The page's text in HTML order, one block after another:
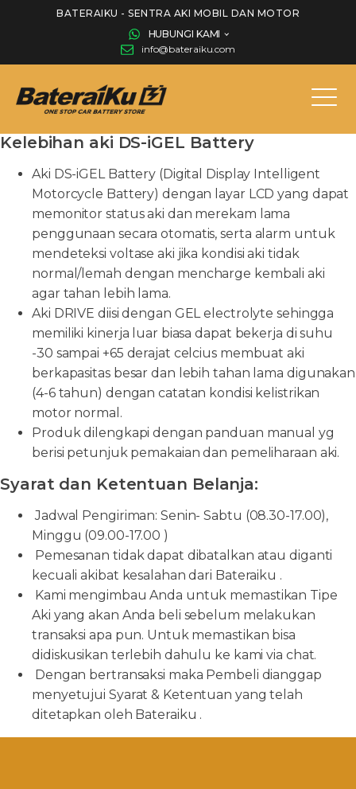
BATERAIKU - SENTRA AKI MOBIL DAN MOTOR
HUBUNGI KAMI
info@bateraiku.com
Kelebihan aki DS-iGEL Battery
Aki DS-iGEL Battery (Digital Display Intelligent
Motorcycle Battery) dengan layar LCD yang dapat
memonitor status aki dan merekam lama
penggunaan secara otomatis, serta alarm untuk
mendeteksi voltase aki jika kondisi aki tidak
normal/lemah dengan mencharge kembali aki
agar tahan lebih lama.
Aki DRIVE diisi dengan GEL electrolyte sehingga
memiliki kinerja luar biasa dapat bekerja di suhu
-30 sampai +65 derajat celcius membuat aki
berkapasitas besar dan lebih tahan lama digunakan
(4-6 tahun) dengan catatan kondisi kelistrikan
motor normal.
Produk dilengkapi dengan panduan manual yg
berisi petunjuk pemakaian dan pemeliharaan aki.
Syarat dan Ketentuan Belanja:
Jadwal Pengiriman: Senin- Sabtu (08.30-17.00),
Minggu (09.00-17.00 )
Pemesanan tidak dapat dibatalkan atau diganti
kecuali akibat kesalahan dari Bateraiku .
Kami mengimbau Anda untuk memastikan Tipe
Aki yang akan Anda beli sebelum melakukan
transaksi apa pun. Untuk memastikan bisa
didiskusikan terlebih dahulu ke kami via chat.
Dengan bertransaksi maka Pembeli dianggap
menyetujui Syarat & Ketentuan yang telah
ditetapkan oleh Bateraiku .